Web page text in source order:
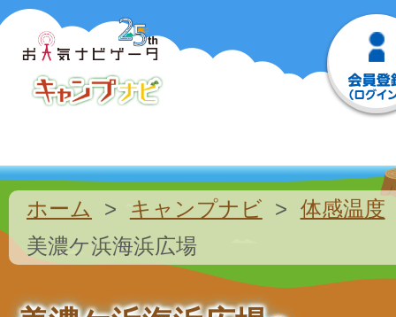
ホーム キャンプナビ
体感温度
美濃ケ浜海浜広場